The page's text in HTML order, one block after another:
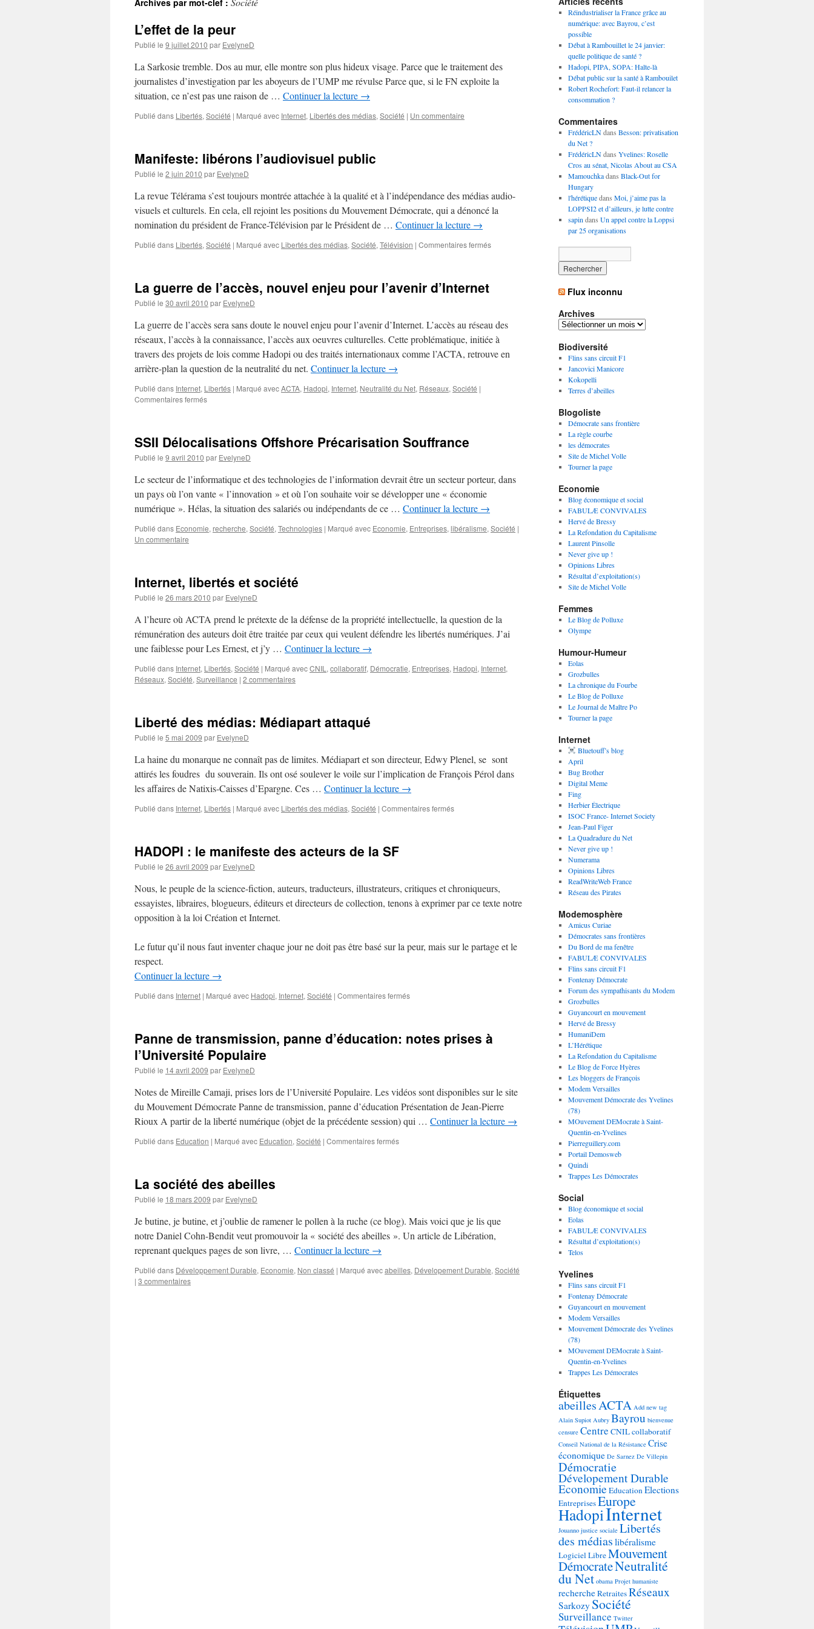
contenu
Archives par mot-clef :
L’effet de la peur
Publié le 9 juillet 2010 par EvelyneD
La Sarkosie tremble. Dos au mur, elle montre son plus hideux visage. Parce que le traitement des
journalistes d’investigation par les aboyeurs de l’UMP me révulse Parce que, si le FN exploite la
situation, ce n’est pas une raison de … Continuer la lecture →
Publié dans Libertés, Société | Marqué avec Internet, Libertés des médias, Société | Un commentaire
Manifeste: libérons l’audiovisuel public
Publié le 2 juin 2010 par EvelyneD
La revue Télérama s’est toujours montrée attachée à la qualité et à l’indépendance des médias audio-
visuels et culturels. En cela, ell rejoint les positions du Mouvement Démocrate, qui a dénoncé la
nomination du président de France-Télévision par le Président de … Continuer la lecture →
Publié dans Libertés, Société | Marqué avec Libertés des médias, Société, Télévision | Commentaires fermés
La guerre de l’accès, nouvel enjeu pour l’avenir d’Internet
Publié le 30 avril 2010 par EvelyneD
La guerre de l’accès sera sans doute le nouvel enjeu pour l’avenir d’Internet. L’accès au réseau des
réseaux, l’accès à la connaissance, l’accès aux oeuvres culturelles. Cette problématique, initiée à
travers des projets de lois comme Hadopi ou des traités internationaux comme l’ACTA, retrouve en
arrière-plan la question de la neutralité du net. Continuer la lecture →
Publié dans Internet, Libertés | Marqué avecACTA, Hadopi, Internet, Neutralité du Net, Réseaux, Société |
Commentaires fermés
l’accès,
nouvel
enjeu
l’avenir
d’Internet
SSII Délocalisations Offshore Précarisation Souffrance
Publié le 9 avril 2010 par EvelyneD
Le secteur de l’informatique et des technologies de l’information devrait être un secteur porteur, dans
un pays où l’on vante « l’innovation » et où l’on souhaite voir se développer une « économie
numérique ». Hélas, la situation des salariés ou indépendants de ce … Continuer la lecture →
Publié dans Economie, recherche, Société, Technologies | Marqué avec Economie, Entreprises, libéralisme, Société |
Un commentaire
Internet, libertés et société
Publié le 26 mars 2010 par EvelyneD
A l’heure où ACTA prend le prétexte de la défense de la propriété intellectuelle, la question de la
rémunération des auteurs doit être traitée par ceux qui veulent défendre les libertés numériques. J’ai
une faiblesse pour Les Ernest, et j’y … Continuer la lecture →
Publié dans Internet, Libertés, Société | Marqué avecCNIL , collaboratif, Démocratie, Entreprises, Hadopi, Internet,
Réseaux, Société, Surveillance | 2 commentaires
Liberté des médias: Médiapart attaqué
Publié le 5 mai 2009 par EvelyneD
La haine du monarque ne connaît pas de limites. Médiapart et son directeur, Edwy Plenel, se sont
attirés les foudres du souverain. Ils ont osé soulever le voile sur l’implication de François Pérol dans
les affaires de Natixis-Caisses d’Epargne. Ces … Continuer la lecture →
Publié dans Internet, Libertés | Marqué avec Libertés des médias, Société | Commentaires fermés
HADOPI : le manifeste des acteurs de la SF
Publié le 26 avril 2009 par EvelyneD
Nous, le peuple de la science-fiction, auteurs, traducteurs, illustrateurs, critiques et chroniqueurs,
essayistes, libraires, blogueurs, éditeurs et directeurs de collection, tenons à exprimer par ce texte notre
opposition à la loi Création et Internet.
Le futur qu’il nous faut inventer chaque jour ne doit pas être basé sur la peur, mais sur le partage et le
respect.
Continuer la lecture →
Publié dans Internet | Marqué avec Hadopi, Internet, Société | Commentaires fermés
manifeste
SF
Panne de transmission, panne d’éducation: notes prises à
l’Université Populaire
Publié le 14 avril 2009 par EvelyneD
Notes de Mireille Camaji, prises lors de l’Université Populaire. Les vidéos sont disponibles sur le site
du Mouvement Démocrate Panne de transmission, panne d’éducation Présentation de Jean-Pierre
Rioux A partir de la liberté numérique (objet de la précédente session) qui … Continuer la lecture →
Publié dans Education | Marqué avec Education, Société | Commentaires fermés
prises
à
l’Université
La société des abeilles
Publié le 18 mars 2009 par EvelyneD
Je butine, je butine, et j’oublie de ramener le pollen à la ruche (ce blog). Mais voici que je lis que
notre Daniel Cohn-Bendit veut promouvoir la « société des abeilles ». Un article de Libération,
reprenant quelques pages de son livre, … Continuer la lecture →
Publié dans Développement Durable, Economie, Non classé | Marqué avecabeilles, Dévelopement Durable, Société
| 3 commentaires
Réindustrialiser la France grâce au
numérique: avec Bayrou, c’est
possible
Débat à Rambouillet le 24 janvier:
quelle politique de santé ?
Hadopi, PIPA, SOPA: Halte-là
Débat public sur la santé à Rambouilet
Robert Rochefort: Faut-il relancer la
consommation ?
Commentaires
FrédéricLNdans Besson: privatisation
du Net ?
FrédéricLNdans Yvelines: Roselle
Cros au sénat, Nicolas About au CSA
Mamouchkadans Black-Out for
Hungary
l'hérétiquedans Moi, j’aime pas la
LOPPSI2 et d’ailleurs, je lutte contre
sapin dans Un appel contre la Loppsi
par 25 organisations
Flux inconnu
Archives
A
c
h
i
v
e
Biodiversité
Flins sans circuit F1
Jancovici Manicore
Kokopelli
Terres d’abeilles
Blogoliste
Démocrate sans frontière
La règle courbe
les démocrates
Site de Michel Volle
Tourner la page
Economie
Blog économique et social
FABULÆ CONVIVALES
Hervé de Bressy
La Refondation du Capitalisme
Laurent Pinsolle
Never give up !
Opinions Libres
Résultat d’exploitation(s)
Site de Michel Volle
Femmes
Le Blog de Polluxe
Olympe
Humour-Humeur
Eolas
Grozbulles
La chronique du Fourbe
Le Blog de Polluxe
Le Journal de Maître Po
Tourner la page
Internet
Bluetouff’s blog
April
Bug Brother
Digital Meme
Fing
Herbier Électrique
ISOC France- Internet Society
Jean-Paul Figer
La Quadradure du Net
Never give up !
Numerama
Opinions Libres
ReadWriteWeb France
Réseau des Pirates
Modemosphère
Amicus Curiae
Démocrates sans frontières
Du Bord de ma fenêtre
FABULÆ CONVIVALES
Flins sans circuit F1
Fontenay Démocrate
Forum des sympathisants du Modem
Grozbulles
Guyancourt en mouvement
Hervé de Bressy
HumaniDem
L’Hérétique
La Refondation du Capitalisme
Le Blog de Force Hyères
Les bloggers de François
Modem Versailles
Mouvement Démocrate des Yvelines
(78)
MOuvement DEMocrate à Saint-
Quentin-en-Yvelines
Pierreguillery.com
Portail Demosweb
Quindi
Trappes Les Démocrates
Social
Blog économique et social
Eolas
FABULÆ CONVIVALES
Résultat d’exploitation(s)
Telos
Yvelines
Flins sans circuit F1
Fontenay Démocrate
Guyancourt en mouvement
Modem Versailles
Mouvement Démocrate des Yvelines
(78)
MOuvement DEMocrate à Saint-
Quentin-en-Yvelines
Trappes Les Démocrates
Étiquettes
abeillesACTA Add new tag
Alain Supiot Aubry Bayrou bienvenue
censure Centre CNILcollaboratif
Conseil National de la Résistance Crise
économique De Sarnez De Villepin
Démocratie
Dévelopement Durable
Economie EducationElections
EntreprisesEurope
HadopiInternet
Jouanno justice sociale Libertés
des médias libéralisme
Logiciel LibreMouvement
DémocrateNeutralité
du Net obama Projet humaniste
rechercheRetraitesRéseaux
Sarkozy Société
Surveillance Twitter